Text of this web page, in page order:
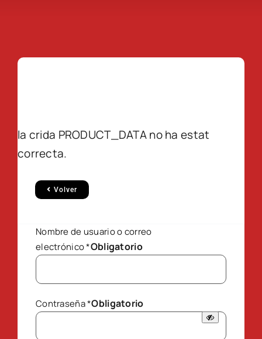
la crida PRODUCT_DATA no ha estat
correcta.
Volver
Nombre de usuario o correo
electrónico*Obligatorio
Contraseña*Obligatorio